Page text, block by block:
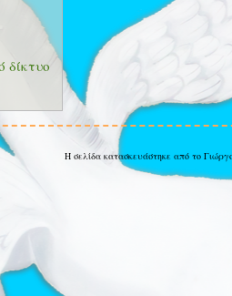
δίκτυο
Η σελίδα κατασκευάστηκε από το